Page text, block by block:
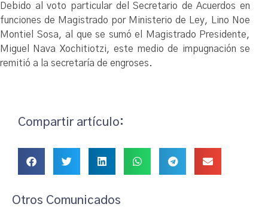
Debido al voto particular del Secretario de Acuerdos en
funciones de Magistrado por Ministerio de Ley, Lino Noe
Montiel Sosa, al que se sumó el Magistrado Presidente,
Miguel Nava Xochitiotzi, este medio de impugnación se
remitió a la secretaría de engroses.
Compartir artículo:
Otros Comunicados